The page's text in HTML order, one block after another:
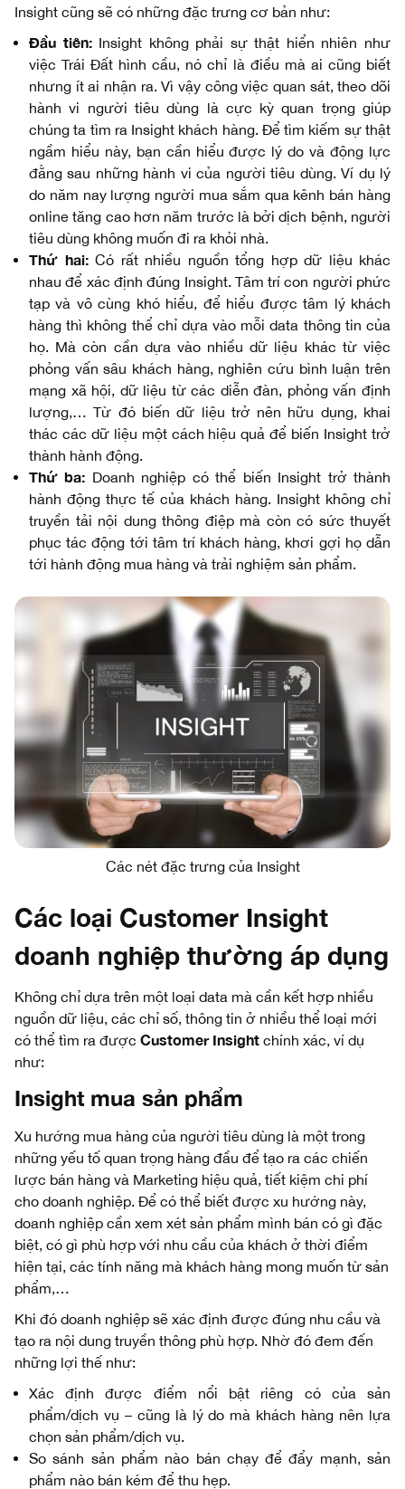
Insight cũng sẽ có những đặc trưng cơ bản như:
Đầu tiên:Insight không phải sự thật hiển nhiên như
việc Trái Đất hình cầu, nó chỉ là điều mà ai cũng biết
nhưng ít ai nhận ra. Vì vậy công việc quan sát, theo dõi
hành vi người tiêu dùng là cực kỳ quan trọng giúp
chúng ta tìm ra Insight khách hàng. Để tìm kiếm sự thật
ngầm hiểu này, bạn cần hiểu được lý do và động lực
đằng sau những hành vi của người tiêu dùng. Ví dụ lý
do năm nay lượng người mua sắm qua kênh bán hàng
online tăng cao hơn năm trước là bởi dịch bệnh, người
tiêu dùng không muốn đi ra khỏi nhà.
Thứ hai:Có rất nhiều nguồn tổng hợp dữ liệu khác
nhau để xác định đúng Insight. Tâm trí con người phức
tạp và vô cùng khó hiểu, để hiểu được tâm lý khách
hàng thì không thể chỉ dựa vào mỗi data thông tin của
họ. Mà còn cần dựa vào nhiều dữ liệu khác từ việc
phỏng vấn sâu khách hàng, nghiên cứu bình luận trên
mạng xã hội, dữ liệu từ các diễn đàn, phỏng vấn định
lượng,… Từ đó biến dữ liệu trở nên hữu dụng, khai
thác các dữ liệu một cách hiệu quả để biến Insight trở
thành hành động.
Thứ ba: Doanh nghiệp có thể biến Insight trở thành
hành động thực tế của khách hàng. Insight không chỉ
truyền tải nội dung thông điệp mà còn có sức thuyết
phục tác động tới tâm trí khách hàng, khơi gợi họ dẫn
tới hành động mua hàng và trải nghiệm sản phẩm.
Các nét đặc trưng của Insight
Các loại Customer Insight
doanh nghiệp thường áp dụng
Không chỉ dựa trên một loại data mà cần kết hợp nhiều
nguồn dữ liệu, các chỉ số, thông tin ở nhiều thể loại mới
có thể tìm ra được Customer Insight chính xác, ví dụ
như:
Insight mua sản phẩm
Xu hướng mua hàng của người tiêu dùng là một trong
những yếu tố quan trọng hàng đầu để tạo ra các chiến
lược bán hàng và Marketing hiệu quả, tiết kiệm chi phí
cho doanh nghiệp. Để có thể biết được xu hướng này,
doanh nghiệp cần xem xét sản phẩm mình bán có gì đặc
biệt, có gì phù hợp với nhu cầu của khách ở thời điểm
hiện tại, các tính năng mà khách hàng mong muốn từ sản
phẩm,…
Khi đó doanh nghiệp sẽ xác định được đúng nhu cầu và
tạo ra nội dung truyền thông phù hợp. Nhờ đó đem đến
những lợi thế như:
Xác định được điểm nổi bật riêng có của sản
phẩm/dịch vụ – cũng là lý do mà khách hàng nên lựa
chọn sản phẩm/dịch vụ.
So sánh sản phẩm nào bán chạy để đẩy mạnh, sản
phẩm nào bán kém để thu hẹp.